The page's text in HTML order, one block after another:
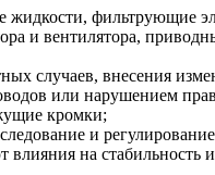
фильтрующие
и вентилятора,
случаев, внесения
или нарушением
кромки;
и
влияния на